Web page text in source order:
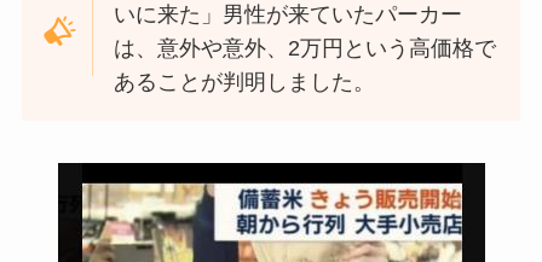
いに来た」男性が来ていたパーカー
は、意外や意外、2万円という高価格で
あることが判明しました。